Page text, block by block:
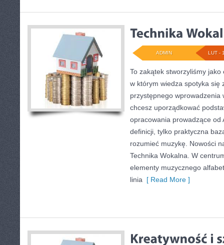
LUT -
ADMIN
To zakątek stworzyliśmy
w którym wiedza spotyka się
przystępnego wprowadzenia
chcesz uporządkować
opracowania prowadzące od
definicji, tylko praktyczna
rozumieć muzykę. Nowości
Technika Wokalna. W
elementy muzycznego
linia [ Read More ]